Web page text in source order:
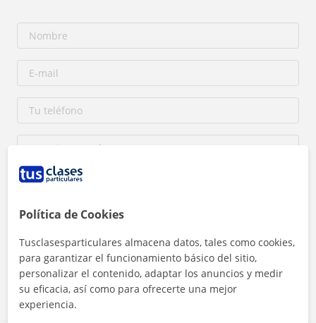
Contactar ahora
Política de Cookies
Tusclasesparticulares almacena datos, tales como cookies,
para garantizar el funcionamiento básico del sitio,
personalizar el contenido, adaptar los anuncios y medir
su eficacia, así como para ofrecerte una mejor
experiencia.